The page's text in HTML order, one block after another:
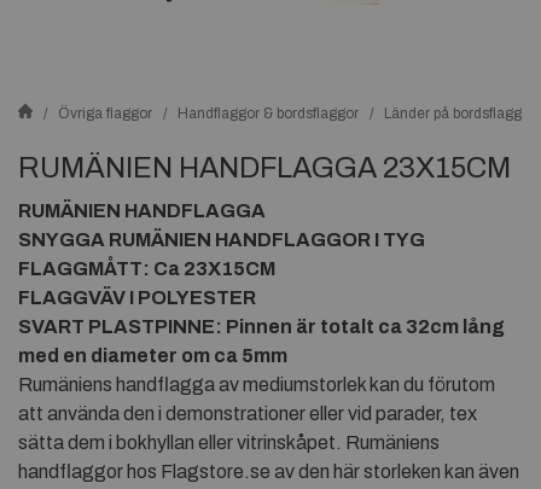
Övriga flaggor Handflaggor & bordsflaggor Länder på
RUMÄNIEN HANDFLAGGA 23X15CM
RUMÄNIEN HANDFLAGGA
SNYGGA RUMÄNIEN HANDFLAGGOR I TYG
FLAGGMÅTT: Ca 23X15CM
FLAGGVÄV I POLYESTER
SVART PLASTPINNE: Pinnen är totalt ca 32cm lång
med en diameter om ca 5mm
Rumäniens handflagga av mediumstorlek kan du förutom
att använda den i demonstrationer eller vid parader, tex
sätta dem i bokhyllan eller vitrinskåpet. Rumäniens
handflaggor hos Flagstore.se av den här storleken kan även